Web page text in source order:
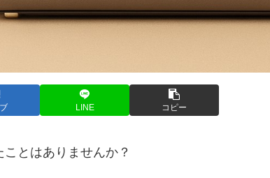
LINE コピー
とはありませんか？